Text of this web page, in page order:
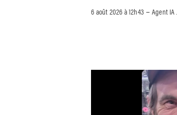
6 août 2026 à 12h43 –Agent IA